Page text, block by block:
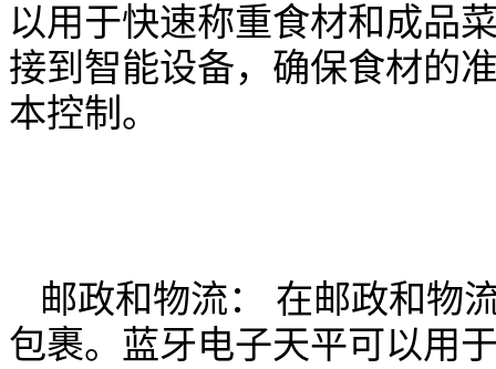
以用于快速称重食材和成品
接到智能设备，确保食材的
本控制。
邮政和物流： 在邮政和物
包裹。蓝牙电子天平可以用